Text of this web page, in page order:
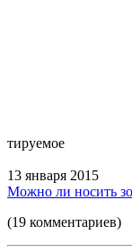
тируемое
13 января 2015
Можно ли носить
(19 комментариев)